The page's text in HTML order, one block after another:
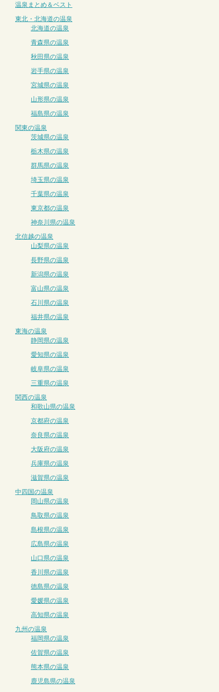
温泉まとめ＆ベスト
東北・北海道の温泉
北海道の温泉
青森県の温泉
秋田県の温泉
岩手県の温泉
宮城県の温泉
山形県の温泉
福島県の温泉
関東の温泉
茨城県の温泉
栃木県の温泉
群馬県の温泉
埼玉県の温泉
千葉県の温泉
東京都の温泉
神奈川県の温泉
北信越の温泉
山梨県の温泉
長野県の温泉
新潟県の温泉
富山県の温泉
石川県の温泉
福井県の温泉
東海の温泉
静岡県の温泉
愛知県の温泉
岐阜県の温泉
三重県の温泉
関西の温泉
和歌山県の温泉
京都府の温泉
奈良県の温泉
大阪府の温泉
兵庫県の温泉
滋賀県の温泉
中四国の温泉
岡山県の温泉
鳥取県の温泉
島根県の温泉
広島県の温泉
山口県の温泉
香川県の温泉
徳島県の温泉
愛媛県の温泉
高知県の温泉
九州の温泉
福岡県の温泉
佐賀県の温泉
熊本県の温泉
鹿児島県の温泉